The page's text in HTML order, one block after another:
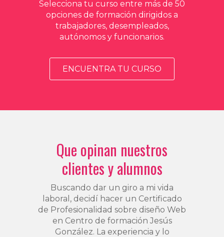
Selecciona tu curso entre más de 50
opciones de formación dirigidos a
trabajadores, desempleados,
autónomos y funcionarios.
ENCUENTRA TU CURSO
Que opinan nuestros
clientes y alumnos
Buscando dar un giro a mi vida
laboral, decidí hacer un Certificado
de Profesionalidad sobre diseño Web
en Centro de formación Jesús
González. La experiencia y lo